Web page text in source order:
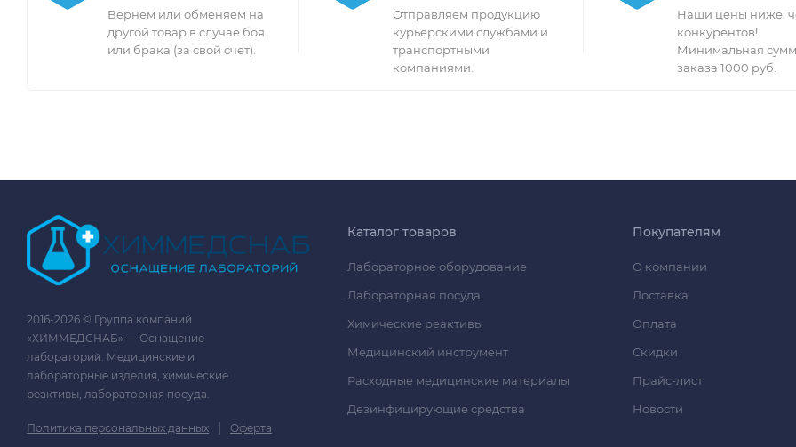
Вернем или обменяем на
другой товар в случае боя
или брака (за свой счет).
Отправляем продукцию
курьерскими службами и
транспортными
компаниями.
Наши цены ниже,
конкурентов!
Минимальная
заказа 1000 руб.
2016-2026 © Группа компаний
«ХИММЕДСНАБ» — Оснащение
лабораторий. Медицинские и
лабораторные изделия, химические
реактивы, лабораторная посуда.
Политика персональных данных | Оферта
Каталог товаров
Лабораторное оборудование
Лабораторная посуда
Химические реактивы
Медицинский инструмент
Расходные медицинские материалы
Дезинфицирующие средства
Покупателям
О компании
Доставка
Оплата
Скидки
Прайс-лист
Новости